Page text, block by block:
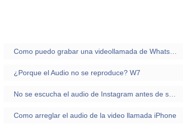
¿Porque el Audio no se reproduce? W7
Como arreglar el audio de la video llamada iPhone